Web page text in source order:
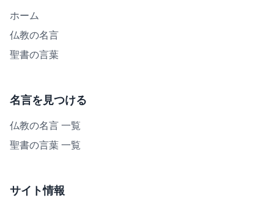
ホーム
仏教の名言
聖書の言葉
名言を見つける
仏教の名言 一覧
聖書の言葉 一覧
サイト情報